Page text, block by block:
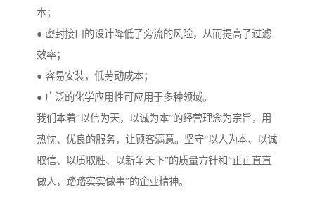
本；
● 密封接口的设计降低了旁流的风险，从而提高了过滤
效率；
● 容易安装，低劳动成本；
● 广泛的化学应用性可应用于多种领域。
我们本着“以信为天，以诚为本”的经营理念为宗旨，用
热忱、优良的服务，让顾客满意。坚守“以人为本、以诚
取信、以质取胜、以新争天下”的质量方针和“正正直直
做人，踏踏实实做事”的企业精神。